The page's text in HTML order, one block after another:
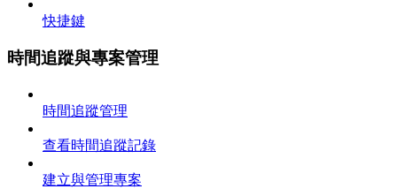
快捷鍵
時間追蹤與專案管理
時間追蹤管理
查看時間追蹤記錄
建立與管理專案